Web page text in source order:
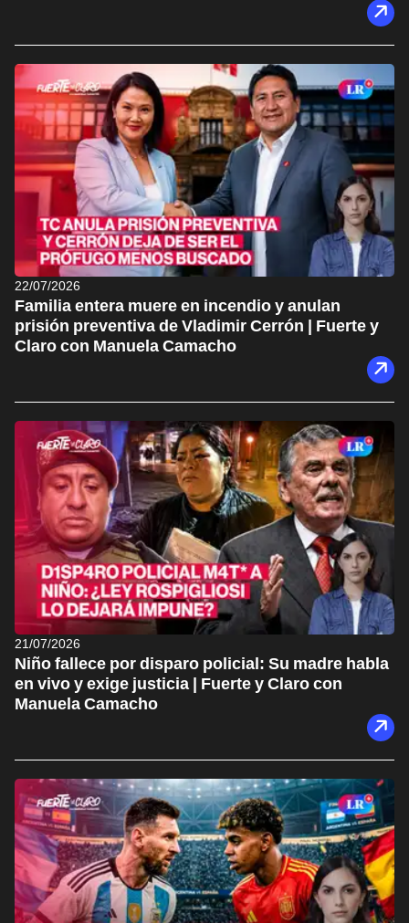
22/07/2026
Familia entera muere en incendio y anulan
prisión preventiva de Vladimir Cerrón | Fuerte y
Claro con Manuela Camacho
21/07/2026
Niño fallece por disparo policial: Su madre habla
en vivo y exige justicia | Fuerte y Claro con
Manuela Camacho